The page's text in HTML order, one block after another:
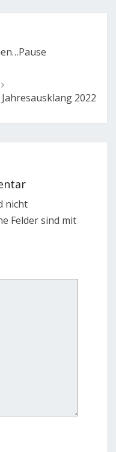
2022
nicht
Felder sind mit